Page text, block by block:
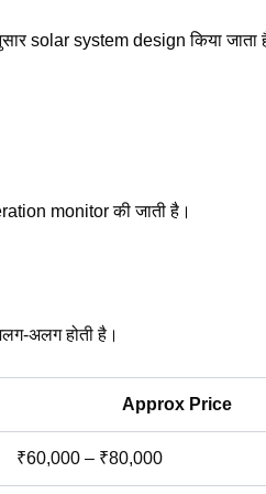
solar system design किया जाता
monitor की जाती है।
अलग होती है।
Approx Price
₹60,000 – ₹80,000